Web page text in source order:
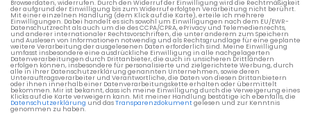
Browserdaten, widerrufen. Durch den Widerruf der Einwilligung wird die Rechtmäßigkeit
der aufgrund der Einwilligung bis zum Widerruf erfolgten Verarbeitung nicht berührt.
Mit einer einzelnen Handlung (dem Klick auf die Karte), erteile ich mehrere
Einwilligungen. Dabei handelt es sich sowohl um Einwilligungen nach dem EU/EWR-
Datenschutzrecht als auch um die des CCPA/CPRA, ePrivacy und Telemedienrechts,
und anderer internationaler Rechtsvorschriften, die unter anderem zum Speichern
und Auslesen von Informationen notwendig und als Rechtsgrundlage für eine geplante
weitere Verarbeitung der ausgelesenen Daten erforderlich sind. Meine Einwilligung
umfasst insbesondere eine ausdrückliche Einwilligung in alle nachgelagerten
Datenverarbeitungen durch Drittanbieter, die auch in unsicheren Drittländern
erfolgen können, insbesondere für personalisierte und zielgerichtete Werbung, durch
alle in ihrer Datenschutzerklärung genannten Unternehmen, sowie deren
Unterauftragsverarbeiter und Verantwortliche, die Daten von diesen Drittanbietern
oder ihnen innerhalb einer Datenverarbeitungskette erhalten oder übermittelt
bekommen. Mir ist bekannt, dass ich meine Einwilligung durch die Verweigerung eines
Klicks auf die Karte verweigern kann. Mit meiner Handlung bestätige ich ebenfalls, die
Datenschutzerklärung und dasTransparenzdokumentgelesen und zur Kenntnis
genommen zu haben.